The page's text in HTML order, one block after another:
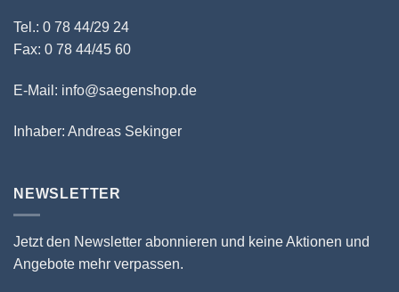
Tel.: 0 78 44/29 24
Fax: 0 78 44/45 60
E-Mail: info@saegenshop.de
Inhaber: Andreas Sekinger
NEWSLETTER
Jetzt den Newsletter abonnieren und keine Aktionen und
Angebote mehr verpassen.